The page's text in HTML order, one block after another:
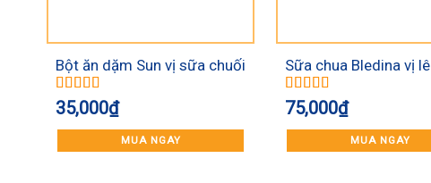
Bột ăn dặm Sun vị sữa chuối
6+ (120g)
Được xếp
hạng5.005
sao
35,000₫
MUA NGAY
Sữa chua Bledina vị lê
Được xếp
hạng5.005
sao
75,000₫
MUA NGAY